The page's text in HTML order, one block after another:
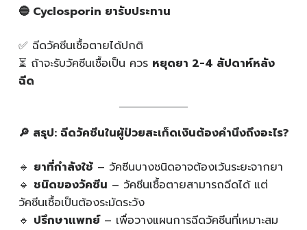
🔵 Cyclosporin ยารับประทาน
✅ ฉีดวัคซีนเชื้อตายได้ปกติ
⏳ ถ้าจะรับวัคซีนเชื้อเป็น ควร หยุดยา 2-4 สัปดาห์หลัง
ฉีด
🔎 สรุป: ฉีดวัคซีนในผู้ป่วยสะเก็ดเงินต้องคำนึงถึงอะไร?
🔹 ยาที่กำลังใช้– วัคซีนบางชนิดอาจต้องเว้นระยะจากยา
🔹 ชนิดของวัคซีน – วัคซีนเชื้อตายสามารถฉีดได้ แต่
วัคซีนเชื้อเป็นต้องระมัดระวัง
🔹 ปรึกษาแพทย์– เพื่อวางแผนการฉีดวัคซีนที่เหมาะสม